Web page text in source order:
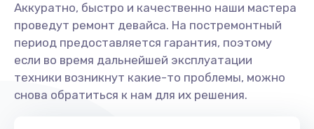
Аккуратно, быстро и качественно наши мастера
проведут ремонт девайса. На постремонтный
период предоставляется гарантия, поэтому
если во время дальнейшей эксплуатации
техники возникнут какие-то проблемы, можно
снова обратиться к нам для их решения.